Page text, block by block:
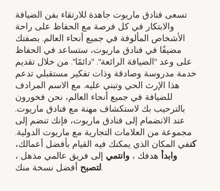
تسعى فنادق ماريوت جاهدة للارتقاء بفن الضيافة
والابتكار في كل فرصة مع الحفاظ على راحة
الأشخاص المألوفة في جميع أنحاء العالم. بصفتك
مضيفًا في فنادق ماريوت، ستساعد في الحفاظ
على وعد "الضيافة الرائعة". "دائمًا". من خلال تقديم
خدمة مدروسة وصادقة وذات تفكير مستقبلي تدعم
هذا الإرث الحي وتبني عليه. مع الاسم المرادف
للضيافة في جميع أنحاء العالم، نحن فخورون
بالترحيب بك لاستكشاف مهنة مع فنادق ماريوت.
عند الانضمام إلى فنادق ماريوت، فإنك تنضم إلى
مجموعة من العلامات التجارية مع ماريوت الدولية.
كنفي المكان الذي يمكنك فيه القيام بأفضل أعمالك،
وابدأ هدفك ​، وانتمي إلى فريق عالمي مذهل ​،
لتصبحأفضل نسخة منك.